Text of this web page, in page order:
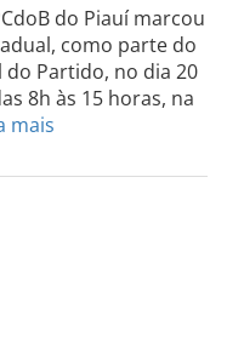
do
Sul
dia
do Piauí marcou
como parte do
do Partido, no dia 20
8h às 15 horas, na
mais
PI